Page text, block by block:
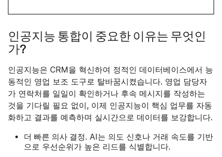
인공지능 통합이 중요한 이유는 무엇인
가?
인공지능은 CRM을 혁신하여 정적인 데이터베이스에서 능
동적인 영업 보조 도구로 탈바꿈시켰습니다. 영업 담당자
가 연락처를 일일이 확인하거나 후속 메시지를 작성하는
것을 기다릴 필요 없이, 이제 인공지능이 핵심 업무를 자동
화하고 결과를 예측하며 실시간으로 데이터를 보강합니다.
더 빠른 의사 결정. AI는 의도 신호나 거래 속도를 기반
으로 우선순위가 높은 리드를 식별합니다.